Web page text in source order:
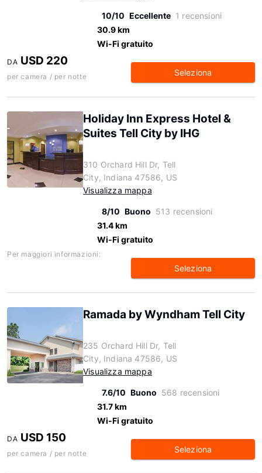
10/10 Eccellente 1 recensioni
30.9 km
Wi-Fi gratuito
DA USD 220
per camera / per notte Seleziona
Holiday Inn Express Hotel &
Suites Tell City by IHG
310 Orchard Hill Dr, Tell
City, Indiana 47586, US
Visualizza mappa
8/10 Buono 513 recensioni
31.4 km
Wi-Fi gratuito
Per maggiori informazioni:
Seleziona
Ramada by Wyndham Tell City
235 Orchard Hill Dr, Tell
City, Indiana 47586, US
Visualizza mappa
7.6/10 Buono 568 recensioni
31.7 km
Wi-Fi gratuito
DA USD 150
per camera / per notte Seleziona